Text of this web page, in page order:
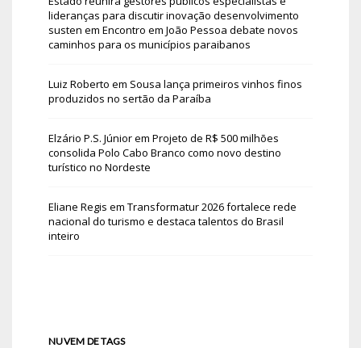
lideranças para discutir inovação desenvolvimento
susten em Encontro em João Pessoa debate novos
caminhos para os municípios paraibanos
Luiz Roberto em Sousa lança primeiros vinhos finos
produzidos no sertão da Paraíba
Elzário P.S. Júniorem Projeto de R$ 500 milhões
consolida Polo Cabo Branco como novo destino
turístico no Nordeste
Eliane Regis em Transformatur 2026 fortalece rede
nacional do turismo e destaca talentos do Brasil
inteiro
NUVEM DE TAGS